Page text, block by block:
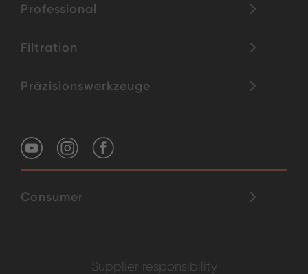
Professional
Filtration
Präzisionswerkzeuge
Consumer
Supplier responsibility